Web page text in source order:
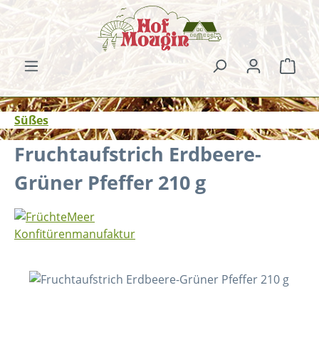
Zum Hauptinhalt springen
Süßes
Fruchtaufstrich Erdbeere-
Grüner Pfeffer 210 g
Bildergalerie überspringen